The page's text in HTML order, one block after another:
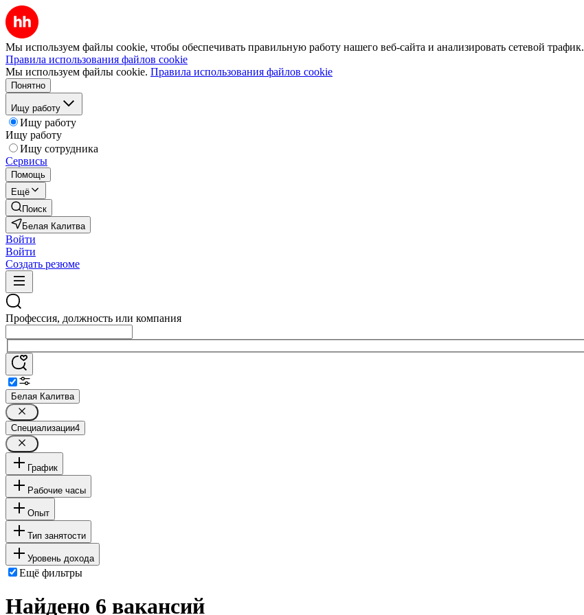
Мы используем файлы cookie, чтобы обеспечивать правильную работу нашего веб-сайта и анализировать сетевой трафик.
Правила использования файлов cookie
Мы используем файлы cookie. Правила использования файлов cookie
Понятно
Ищу работу
Ищу работу
Ищу работу
Ищу сотрудника
Сервисы
Помощь
Ещё
Поиск
Белая Калитва
Войти
Войти
Создать резюме
Профессия, должность или компания
Белая Калитва
Специализации4
График
Рабочие часы
Опыт
Тип занятости
Уровень дохода
Ещё фильтры
Найдено 6 вакансий